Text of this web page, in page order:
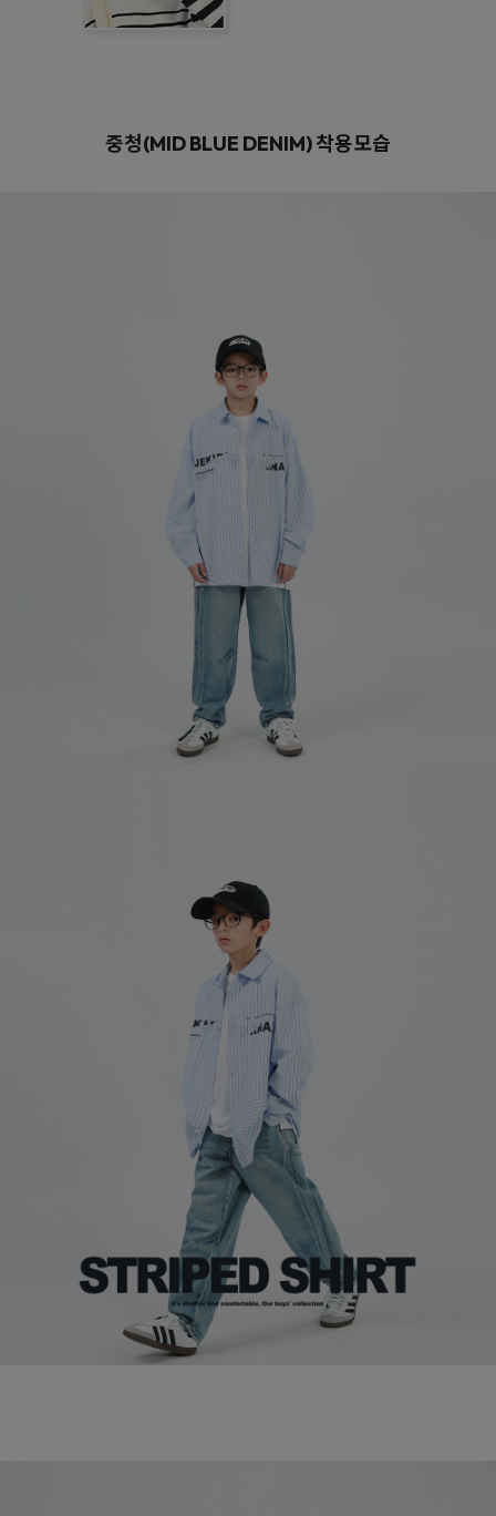
중청(MID BLUE DENIM)